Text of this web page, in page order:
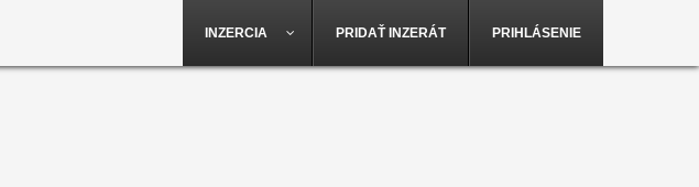
INZERCIA PRIDAŤ INZERÁT PRIHLÁSENIE